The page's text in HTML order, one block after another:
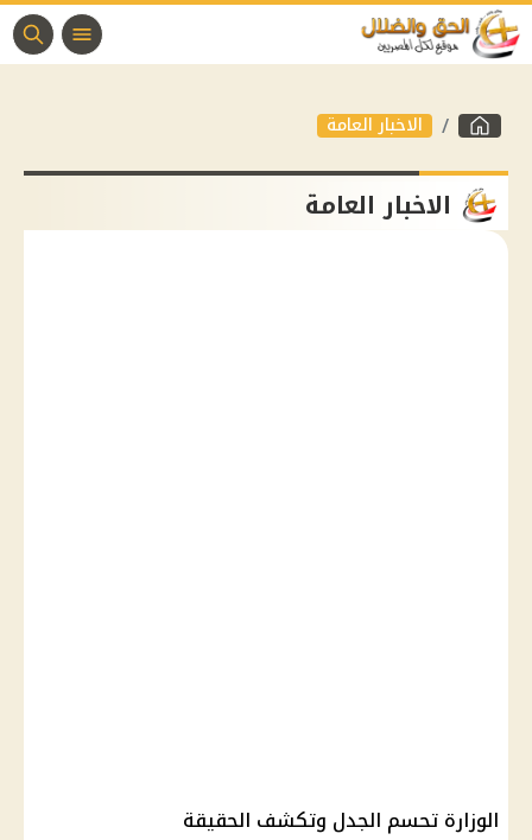
الاخبار العامة
الاخبار العامة
الوزارة تحسم الجدل وتكشف الحقيقة